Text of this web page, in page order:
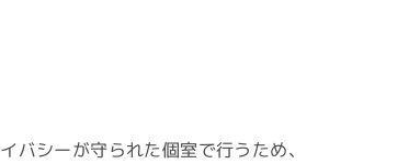
シーが守られた個室で行うため、